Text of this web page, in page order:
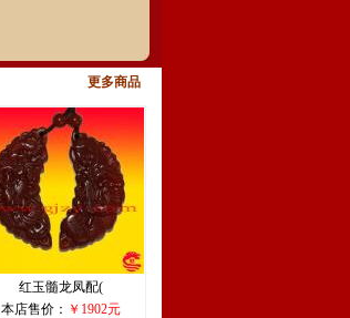
更多商品
红玉髓龙凤配(
本店售价： ￥1902元